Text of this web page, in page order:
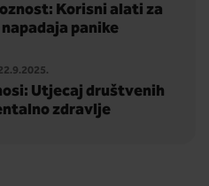
Korisni alati za
panike
Utjecaj društvenih
zdravlje